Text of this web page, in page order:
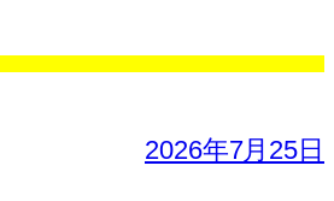
2026年7月25日